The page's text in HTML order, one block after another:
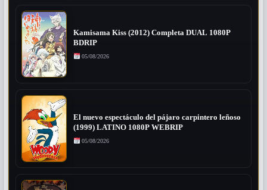
Kamisama Kiss (2012) Completa DUAL 1080P
BDRIP
05/08/2026
El nuevo espectáculo del pájaro carpintero leñoso
(1999) LATINO 1080P WEBRIP
05/08/2026